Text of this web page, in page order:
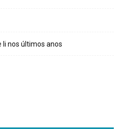
li nos últimos anos